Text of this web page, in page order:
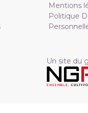
Mentions
Politique
Un site du